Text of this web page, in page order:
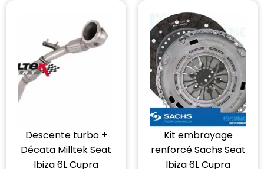
Descente turbo +
Décata Milltek Seat
Ibiza 6L Cupra
Kit embrayage
renforcé Sachs Seat
Ibiza 6L Cupra